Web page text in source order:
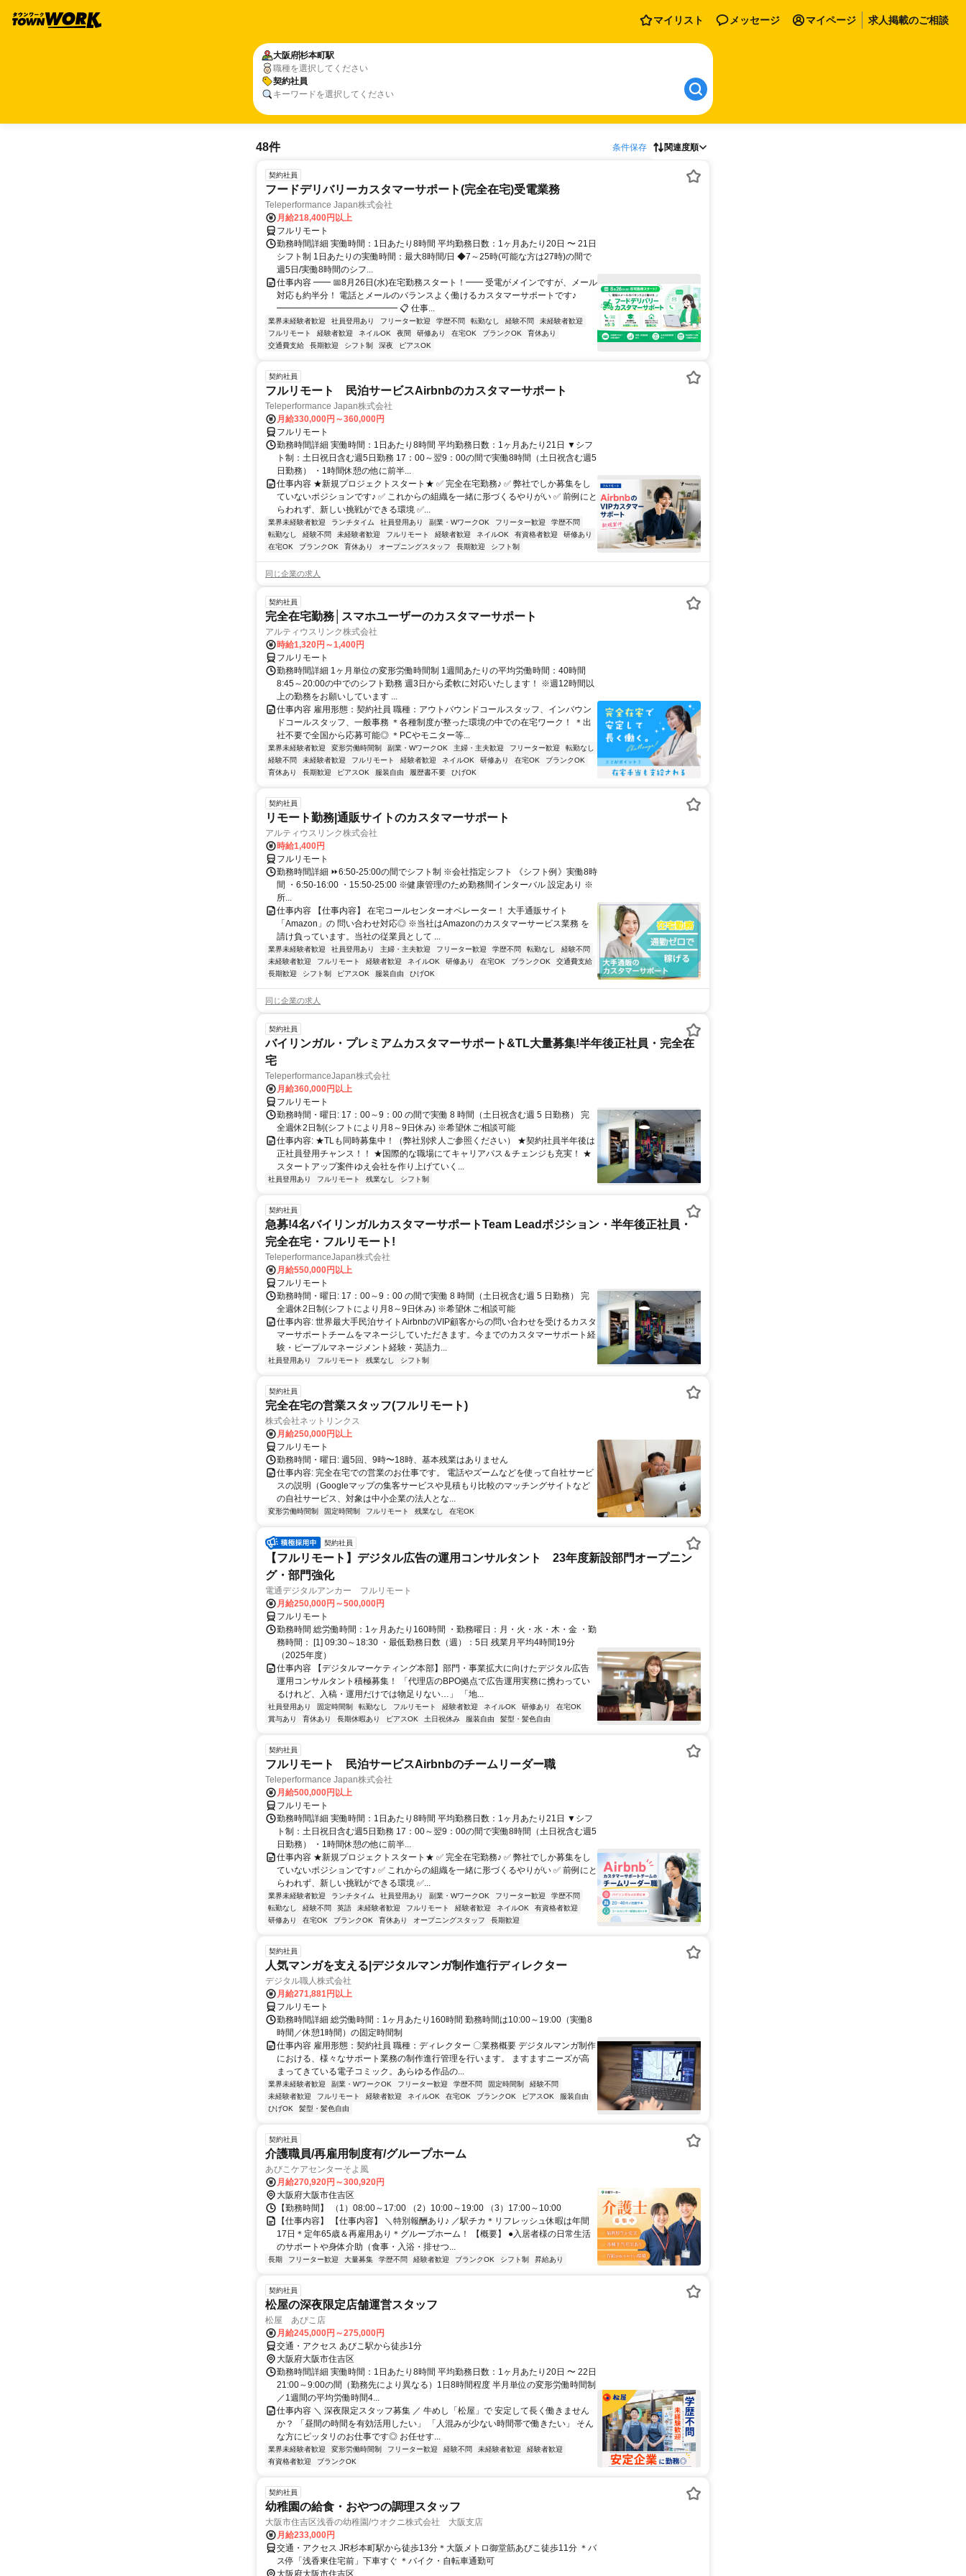
マイリスト メッセージ マイページ 求人掲載のご相談
大阪府杉本町駅
職種を選択してください
契約社員
キーワードを選択してください
48件 条件保存 関連度順
契約社員
フードデリバリーカスタマーサポート(完全在宅)受電業務
Teleperformance Japan株式会社
月給218,400円以上
フルリモート
勤務時間詳細 実働時間：1日あたり8時間 平均勤務日数：1ヶ月あたり20日 〜 21日
シフト制 1日あたりの実働時間：最大8時間/日 ◆7～25時(可能な方は27時)の間で
週5日/実働8時間のシフ...
仕事内容 ━━ 📅8月26日(水)在宅勤務スタート！━━ 受電がメインですが、メール
対応も約半分！ 電話とメールのバランスよく働けるカスタマーサポートです♪
━━━━━━━━━━━━━━ 📋 仕事...
業界未経験者歓迎 社員登用あり フリーター歓迎 学歴不問 転勤なし 経験不問
未経験者歓迎
フルリモート
経験者歓迎 ネイルOK 夜間 研修あり 在宅OK ブランクOK
育休あり
交通費支給
長期歓迎 シフト制 深夜 ピアスOK
契約社員
フルリモート 民泊サービスAirbnbのカスタマーサポート
Teleperformance Japan株式会社
月給330,000円～360,000円
フルリモート
勤務時間詳細 実働時間：1日あたり8時間 平均勤務日数：1ヶ月あたり21日 ▼シフ
ト制：土日祝日含む週5日勤務 17：00～翌9：00の間で実働8時間（土日祝含む週5
日勤務） ・1時間休憩の他に前半...
仕事内容 ★新規プロジェクトスタート★ ✅ 完全在宅勤務♪ ✅ 弊社でしか募集をし
ていないポジションです♪ ✅ これからの組織を一緒に形づくるやりがい ✅ 前例にと
らわれず、新しい挑戦ができる環境 ✅...
業界未経験者歓迎 ランチタイム 社員登用あり 副業・WワークOK フリーター歓迎
学歴不問
転勤なし
経験不問 未経験者歓迎 フルリモート 経験者歓迎 ネイルOK 有資格者歓迎
研修あり
在宅OK
ブランクOK 育休あり オープニングスタッフ 長期歓迎 シフト制
同じ企業の求人
契約社員
完全在宅勤務│スマホユーザーのカスタマーサポート
アルティウスリンク株式会社
時給1,320円～1,400円
フルリモート
勤務時間詳細 1ヶ月単位の変形労働時間制 1週間あたりの平均労働時間：40時間
8:45～20:00の中でのシフト勤務 週3日から柔軟に対応いたします！ ※週12時間以
上の勤務をお願いしています ...
仕事内容 雇用形態：契約社員 職種：アウトバウンドコールスタッフ、インバウン
ドコールスタッフ、一般事務 ＊各種制度が整った環境の中での在宅ワーク！ ＊出
社不要で全国から応募可能◎ ＊PCやモニター等...
業界未経験者歓迎 変形労働時間制 副業・WワークOK 主婦・主夫歓迎 フリーター歓迎
転勤なし
経験不問
未経験者歓迎 フルリモート 経験者歓迎 ネイルOK 研修あり 在宅OK
ブランクOK
育休あり
長期歓迎 ピアスOK 服装自由 履歴書不要 ひげOK
契約社員
リモート勤務|通販サイトのカスタマーサポート
アルティウスリンク株式会社
時給1,400円
フルリモート
勤務時間詳細 ⏩6:50-25:00の間でシフト制 ※会社指定シフト 《シフト例》実働8時
間 ・6:50-16:00 ・15:50-25:00 ※健康管理のため勤務間インターバル 設定あり ※
所...
仕事内容 【仕事内容】 在宅コールセンターオペレーター！ 大手通販サイト
「Amazon」の 問い合わせ対応◎ ※当社はAmazonのカスタマーサービス業務 を
請け負っています。当社の従業員として ...
業界未経験者歓迎 社員登用あり 主婦・主夫歓迎 フリーター歓迎 学歴不問 転勤なし
経験不問
未経験者歓迎
フルリモート 経験者歓迎 ネイルOK 研修あり 在宅OK ブランクOK
交通費支給
長期歓迎
シフト制 ピアスOK 服装自由 ひげOK
同じ企業の求人
契約社員
バイリンガル・プレミアムカスタマーサポート&TL大量募集!半年後正社員・完全在
宅
TeleperformanceJapan株式会社
月給360,000円以上
フルリモート
勤務時間・曜日: 17：00～9：00 の間で実働 8 時間（土日祝含む週 5 日勤務） 完
全週休2日制(シフトにより月8～9日休み) ※希望休ご相談可能
仕事内容: ★TLも同時募集中！（弊社別求人ご参照ください） ★契約社員半年後は
正社員登用チャンス！！ ★国際的な職場にてキャリアパス＆チェンジも充実！ ★
スタートアップ案件ゆえ会社を作り上げていく...
社員登用あり フルリモート 残業なし シフト制
契約社員
急募!4名バイリンガルカスタマーサポートTeam Leadポジション・半年後正社員・
完全在宅・フルリモート!
TeleperformanceJapan株式会社
月給550,000円以上
フルリモート
勤務時間・曜日: 17：00～9：00 の間で実働 8 時間（土日祝含む週 5 日勤務） 完
全週休2日制(シフトにより月8～9日休み) ※希望休ご相談可能
仕事内容: 世界最大手民泊サイトAirbnbのVIP顧客からの問い合わせを受けるカスタ
マーサポートチームをマネージしていただきます。今までのカスタマーサポート経
験・ピープルマネージメント経験・英語力...
社員登用あり フルリモート 残業なし シフト制
契約社員
完全在宅の営業スタッフ(フルリモート)
株式会社ネットリンクス
月給250,000円以上
フルリモート
勤務時間・曜日: 週5回、9時〜18時、基本残業はありません
仕事内容: 完全在宅での営業のお仕事です。 電話やズームなどを使って自社サービ
スの説明（Googleマップの集客サービスや見積もり比較のマッチングサイトなど
の自社サービス、対象は中小企業の法人とな...
変形労働時間制 固定時間制 フルリモート 残業なし 在宅OK
契約社員
【フルリモート】デジタル広告の運用コンサルタント 23年度新設部門オープニン
グ・部門強化
電通デジタルアンカー フルリモート
月給250,000円～500,000円
フルリモート
勤務時間 総労働時間：1ヶ月あたり160時間 ・勤務曜日：月・火・水・木・金 ・勤
務時間： [1] 09:30～18:30 ・最低勤務日数（週）：5日 残業月平均4時間19分
（2025年度）
仕事内容 【デジタルマーケティング本部】部門・事業拡大に向けたデジタル広告
運用コンサルタント積極募集！ 「代理店のBPO拠点で広告運用実務に携わってい
るけれど、入稿・運用だけでは物足りない…」 「地...
社員登用あり 固定時間制 転勤なし フルリモート 経験者歓迎 ネイルOK 研修あり
在宅OK
賞与あり
育休あり 長期休暇あり ピアスOK 土日祝休み 服装自由 髪型・髪色自由
契約社員
フルリモート 民泊サービスAirbnbのチームリーダー職
Teleperformance Japan株式会社
月給500,000円以上
フルリモート
勤務時間詳細 実働時間：1日あたり8時間 平均勤務日数：1ヶ月あたり21日 ▼シフ
ト制：土日祝日含む週5日勤務 17：00～翌9：00の間で実働8時間（土日祝含む週5
日勤務） ・1時間休憩の他に前半...
仕事内容 ★新規プロジェクトスタート★ ✅ 完全在宅勤務♪ ✅ 弊社でしか募集をし
ていないポジションです♪ ✅ これからの組織を一緒に形づくるやりがい ✅ 前例にと
らわれず、新しい挑戦ができる環境 ✅...
業界未経験者歓迎 ランチタイム 社員登用あり 副業・WワークOK フリーター歓迎
学歴不問
転勤なし
経験不問 英語 未経験者歓迎 フルリモート 経験者歓迎 ネイルOK
有資格者歓迎
研修あり
在宅OK ブランクOK 育休あり オープニングスタッフ 長期歓迎
契約社員
人気マンガを支える|デジタルマンガ制作進行ディレクター
デジタル職人株式会社
月給271,881円以上
フルリモート
勤務時間詳細 総労働時間：1ヶ月あたり160時間 勤務時間は10:00～19:00（実働8
時間／休憩1時間）の固定時間制
仕事内容 雇用形態：契約社員 職種：ディレクター 〇業務概要 デジタルマンガ制作
における、様々なサポート業務の制作進行管理を行います。 ますますニーズが高
まってきている電子コミック。あらゆる作品の...
業界未経験者歓迎 副業・WワークOK フリーター歓迎 学歴不問 固定時間制
経験不問
未経験者歓迎
フルリモート 経験者歓迎 ネイルOK 在宅OK ブランクOK ピアスOK
服装自由
ひげOK
髪型・髪色自由
契約社員
介護職員/再雇用制度有/グループホーム
あびこケアセンターそよ風
月給270,920円～300,920円
大阪府大阪市住吉区
【勤務時間】 （1）08:00～17:00 （2）10:00～19:00 （3）17:00～10:00
【仕事内容】 【仕事内容】 ＼特別報酬あり♪ ／駅チカ＊リフレッシュ休暇は年間
17日＊定年65歳＆再雇用あり＊グループホーム！ 【概要】 ●入居者様の日常生活
のサポートや身体介助（食事・入浴・排せつ...
長期 フリーター歓迎 大量募集 学歴不問 経験者歓迎 ブランクOK シフト制 昇給あり
契約社員
松屋の深夜限定店舗運営スタッフ
松屋 あびこ店
月給245,000円～275,000円
交通・アクセス あびこ駅から徒歩1分
大阪府大阪市住吉区
勤務時間詳細 実働時間：1日あたり8時間 平均勤務日数：1ヶ月あたり20日 〜 22日
21:00～9:00の間（勤務先により異なる）1日8時間程度 半月単位の変形労働時間制
／1週間の平均労働時間4...
仕事内容 ＼ 深夜限定スタッフ募集 ／ 牛めし「松屋」で 安定して長く働きません
か？ 「昼間の時間を有効活用したい」 「人混みが少ない時間帯で働きたい」 そん
な方にピッタリのお仕事です◎ お任せす...
業界未経験者歓迎 変形労働時間制 フリーター歓迎 経験不問 未経験者歓迎
経験者歓迎
有資格者歓迎
ブランクOK
契約社員
幼稚園の給食・おやつの調理スタッフ
大阪市住吉区浅香の幼稚園/ウオクニ株式会社 大阪支店
月給233,000円
交通・アクセス JR杉本町駅から徒歩13分＊大阪メトロ御堂筋あびこ徒歩11分 ＊バ
ス停「浅香東住宅前」下車すぐ ＊バイク・自転車通勤可
大阪府大阪市住吉区